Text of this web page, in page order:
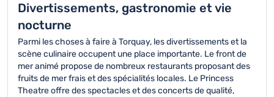
Divertissements, gastronomie et vie
nocturne
Parmi les choses à faire à Torquay, les divertissements et la
scène culinaire occupent une place importante. Le front de
mer animé propose de nombreux restaurants proposant des
fruits de mer frais et des spécialités locales. Le Princess
Theatre offre des spectacles et des concerts de qualité,